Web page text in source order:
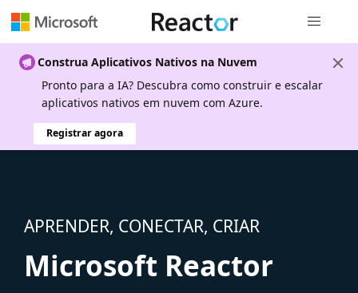
Construa Aplicativos Nativos na Nuvem
Pronto para a IA? Descubra como construir e escalar
aplicativos nativos em nuvem com Azure.
Registrar agora
APRENDER, CONECTAR, CRIAR
Microsoft Reactor